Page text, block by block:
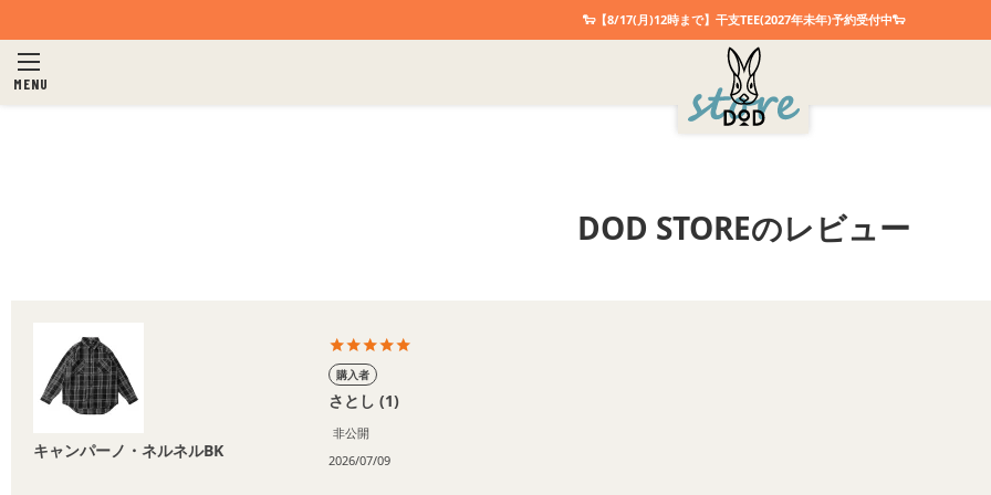
🐑【8/17(月)12時まで】干支TEE(2027年未年)予約受付中🐑
MENU
DOD STOREのレビュー
キャンパーノ・ネルネルBK
購入者
さとし 1
非公開
2026/07/09